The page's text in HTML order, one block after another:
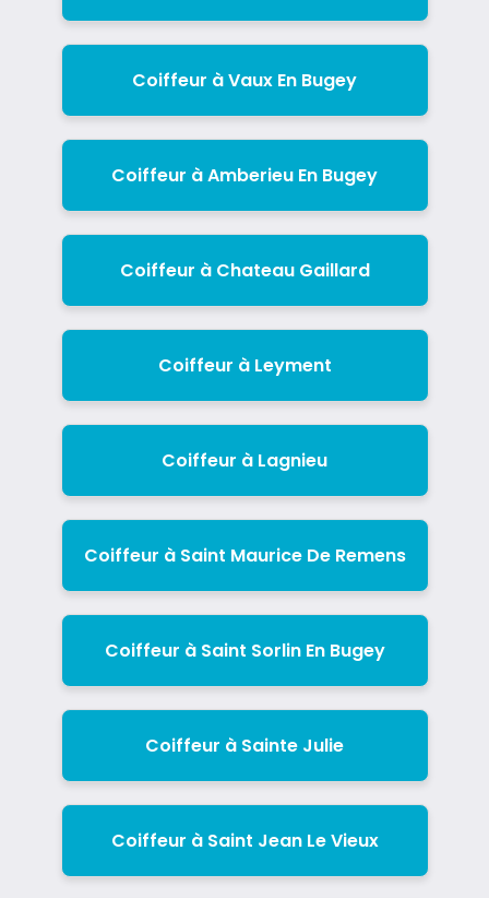
Coiffeur à Vaux En Bugey
Coiffeur à Amberieu En Bugey
Coiffeur à Chateau Gaillard
Coiffeur à Leyment
Coiffeur à Lagnieu
Coiffeur à Saint Maurice De Remens
Coiffeur à Saint Sorlin En Bugey
Coiffeur à Sainte Julie
Coiffeur à Saint Jean Le Vieux